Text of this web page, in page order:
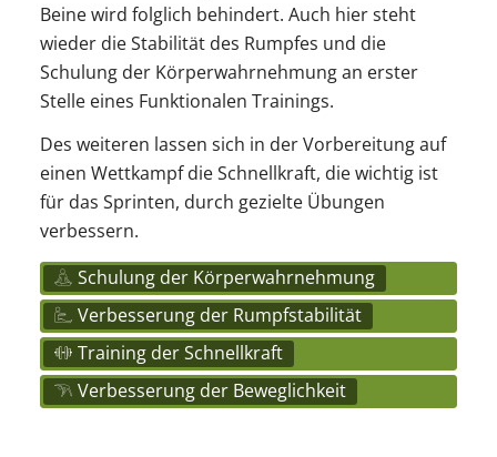
Beine wird folglich behindert. Auch hier steht
wieder die Stabilität des Rumpfes und die
Schulung der Körperwahrnehmung an erster
Stelle eines Funktionalen Trainings.
Des weiteren lassen sich in der Vorbereitung auf
einen Wettkampf die Schnellkraft, die wichtig ist
für das Sprinten, durch gezielte Übungen
verbessern.
Schulung der Körperwahrnehmung
Verbesserung der Rumpfstabilität
Training der Schnellkraft
Verbesserung der Beweglichkeit